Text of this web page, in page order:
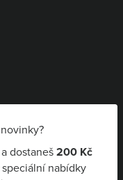
dostaneš200 Kč
nabídky